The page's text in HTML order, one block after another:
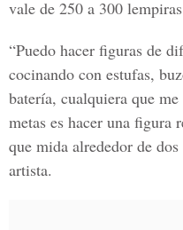
vale de 250 a 300
“Puedo hacer figuras de
cocinando con estufas,
batería, cualquiera que
metas es hacer una figura
que mida alrededor de
artista.